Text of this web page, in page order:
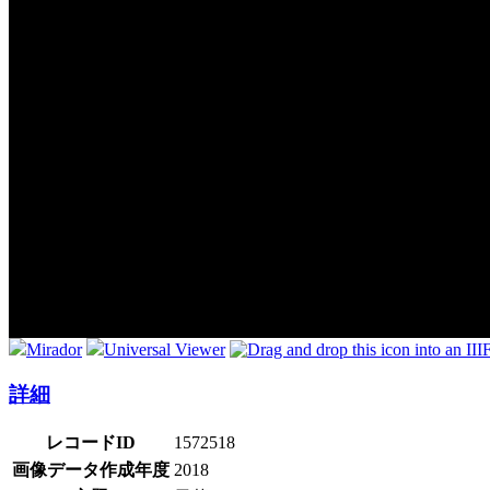
Mirador Universal Viewer
詳細
レコードID
1572518
画像データ作成年度 2018